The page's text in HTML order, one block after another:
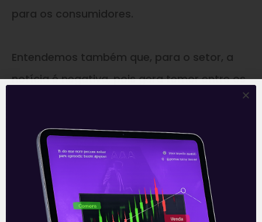
para os consumidores.
Entendemos também que, para o setor, a
notícia é negativa, pois gera temor entre os
naqueles nos quais há pouco histórico de
regulação. Vale lembrar que, com a
aprovação do marco do saneamento,
espera-se um volume expressivo de